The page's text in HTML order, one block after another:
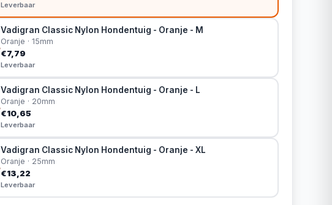
Leverbaar
Vadigran Classic Nylon Hondentuig - Oranje - M
Oranje · 15mm
€7,79
Leverbaar
Vadigran Classic Nylon Hondentuig - Oranje - L
Oranje · 20mm
€10,65
Leverbaar
Vadigran Classic Nylon Hondentuig - Oranje - XL
Oranje · 25mm
€13,22
Leverbaar